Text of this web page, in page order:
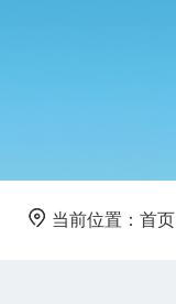
当前位置： 首页